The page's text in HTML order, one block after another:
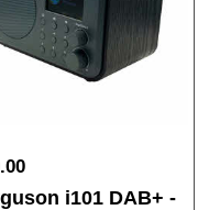
i101 DAB+ -